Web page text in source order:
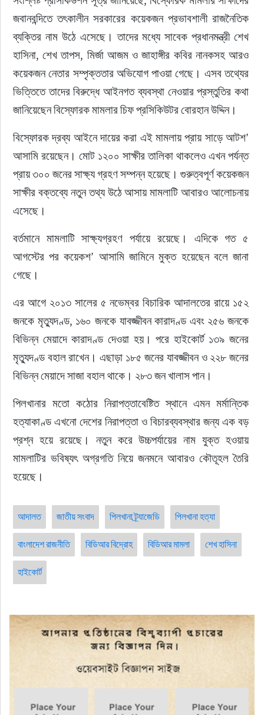
জবানবন্দিতে তৎকালীন সরকারের কয়েকজন প্রভাবশালী রাজনৈতিক
ব্যক্তির নাম উঠে এসেছে। তাদের মধ্যে সাবেক প্রধানমন্ত্রী শেখ
হাসিনা, শেখ তাপস, মির্জা আজম ও জাহাঙ্গীর কবির নানকসহ আরও
কয়েকজন নেতার সম্পৃক্ততার অভিযোগ পাওয়া গেছে। এসব তথ্যের
ভিত্তিতে তাদের বিরুদ্ধে আইনগত ব্যবস্থা নেওয়ার প্রস্তুতির কথা
জানিয়েছেন বিস্ফোরক মামলার চিফ প্রসিকিউটর বোরহান উদ্দিন।
বিস্ফোরক দ্রব্য আইনে দায়ের করা এই মামলায় প্রায় সাড়ে আটশ’
আসামি রয়েছেন। মোট ১২০০ সাক্ষীর তালিকা থাকলেও এখন পর্যন্ত
প্রায় ৩০০ জনের সাক্ষ্য গ্রহণ সম্পন্ন হয়েছে। গুরুত্বপূর্ণ কয়েকজন
সাক্ষীর বক্তব্যে নতুন তথ্য উঠে আসায় মামলাটি আবারও আলোচনায়
এসেছে।
বর্তমানে মামলাটি সাক্ষ্যগ্রহণ পর্যায়ে রয়েছে। এদিকে গত ৫
আগস্টের পর কয়েকশ’ আসামি জামিনে মুক্ত হয়েছেন বলে জানা
গেছে।
এর আগে ২০১৩ সালের ৫ নভেম্বর বিচারিক আদালতের রায়ে ১৫২
জনকে মৃত্যুদণ্ড, ১৬০ জনকে যাবজ্জীবন কারাদণ্ড এবং ২৫৬ জনকে
বিভিন্ন মেয়াদে কারাদণ্ড দেওয়া হয়। পরে হাইকোর্ট ১৩৯ জনের
মৃত্যুদণ্ড বহাল রাখেন। এছাড়া ১৮৫ জনের যাবজ্জীবন ও ২২৮ জনের
বিভিন্ন মেয়াদে সাজা বহাল থাকে। ২৮৩ জন খালাস পান।
পিলখানার মতো কঠোর নিরাপত্তাবেষ্টিত স্থানে এমন মর্মান্তিক
হত্যাকাণ্ড এখনো দেশের নিরাপত্তা ও বিচারব্যবস্থার জন্য এক বড়
প্রশ্ন হয়ে রয়েছে। নতুন করে উচ্চপর্যায়ের নাম যুক্ত হওয়ায়
মামলাটির ভবিষ্যৎ অগ্রগতি নিয়ে জনমনে আবারও কৌতূহল তৈরি
হয়েছে।
আদালত জাতীয় সংবাদ পিলখানা ট্র্যাজেডি পিলখানা হত্যা
বাংলাদেশ রাজনীতি বিডিআর বিদ্রোহ বিডিআর মামলা শেখ হাসিনা
হাইকোর্ট